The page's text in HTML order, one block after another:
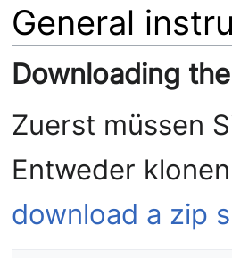
General
Downloading
Zuerst müssen
Entweder
download a zip